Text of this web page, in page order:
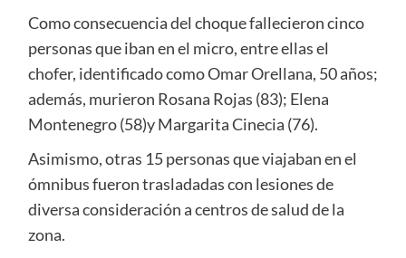
Como consecuencia del choque fallecieron cinco
personas que iban en el micro, entre ellas el
chofer, identificado como Omar Orellana, 50 años;
además, murieron Rosana Rojas (83); Elena
Montenegro (58)y Margarita Cinecia (76).
Asimismo, otras 15 personas que viajaban en el
ómnibus fueron trasladadas con lesiones de
diversa consideración a centros de salud de la
zona.